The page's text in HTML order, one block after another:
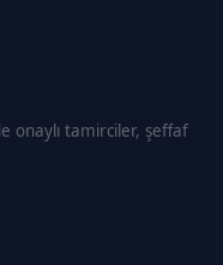
onaylı tamirciler, şeffaf